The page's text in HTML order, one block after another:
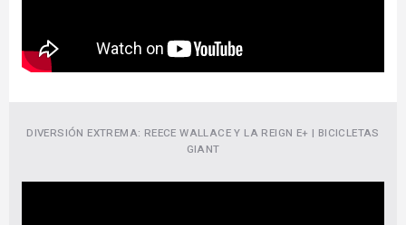
DIVERSIÓN EXTREMA: REECE WALLACE Y LA REIGN E+ | BICICLETAS
GIANT